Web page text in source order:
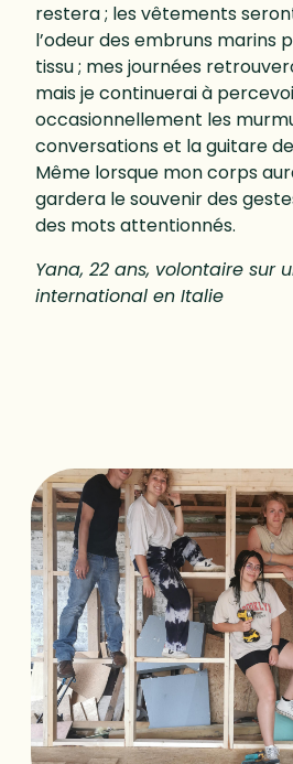
restera ; les vêtements
l’odeur des embruns marins
tissu ; mes journées
mais je continuerai à
occasionnellement les
conversations et la guitare
Même lorsque mon corps
gardera le souvenir des
des mots attentionnés.
Yana, 22 ans, volontaire sur
international en Italie